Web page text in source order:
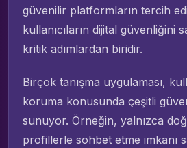
güvenilir platformların tercih
kullanıcıların dijital güvenliğini
kritik adımlardan biridir.
Birçok tanışma uygulaması,
koruma konusunda çeşitli
sunuyor. Örneğin, yalnızca
profillerle sohbet etme imkanı